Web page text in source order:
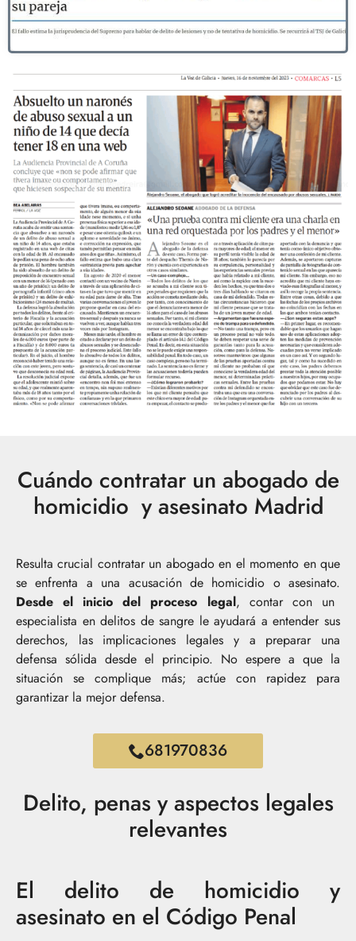
Cuándo contratar un abogado de
homicidio y asesinato Madrid
Resulta crucial contratar un abogado en el momento en que
se enfrenta a una acusación de homicidio o asesinato.
Desde el inicio del proceso legal, contar con un
especialista en delitos de sangre le ayudará a entender sus
derechos, las implicaciones legales y a preparar una
defensa sólida desde el principio. No espere a que la
situación se complique más; actúe con rapidez para
garantizar la mejor defensa.
681970836
Delito, penas y aspectos legales
relevantes
El delito de homicidio y
asesinato en el Código Penal